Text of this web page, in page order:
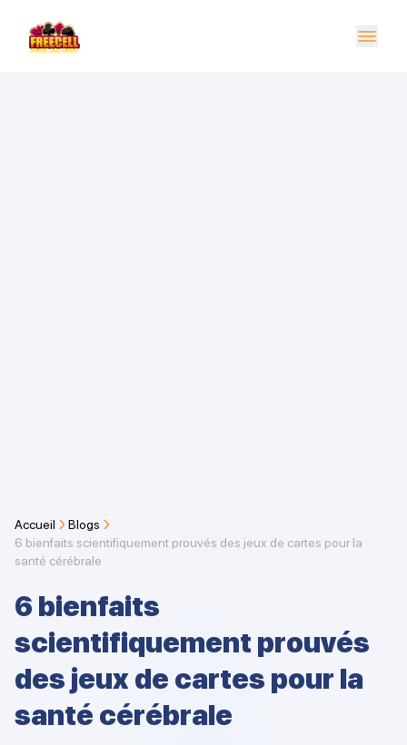
Accueil
Blogs
6 bienfaits scientifiquement prouvés des jeux de cartes pour la
santé cérébrale
6 bienfaits
scientifiquement prouvés
des jeux de cartes pour la
santé cérébrale